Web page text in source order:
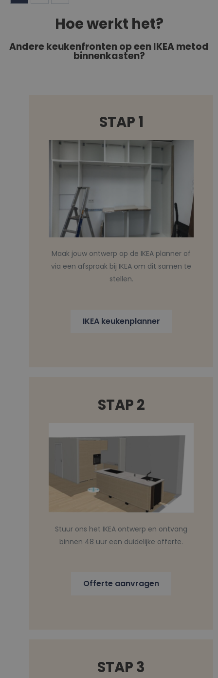
Hoe werkt het?
Andere keukenfronten op een IKEA metod
binnenkasten?
STAP 1
Maak jouw ontwerp op de IKEA planner of
via een afspraak bij IKEA om dit samen te
stellen.
IKEA keukenplanner
STAP 2
Stuur ons het IKEA ontwerp en ontvang
binnen 48 uur een duidelijke offerte.
Offerte aanvragen
STAP 3